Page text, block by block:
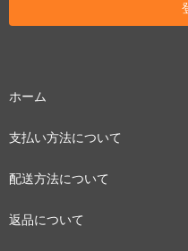
ホーム
支払い方法について
配送方法について
返品について